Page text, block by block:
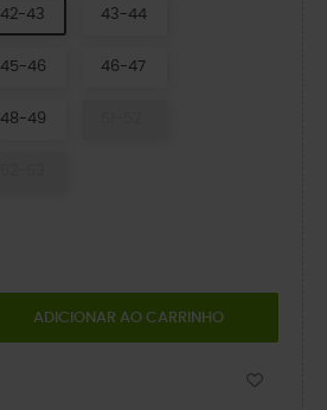
42-43 43-44
45-46 46-47
48-49
ADICIONAR AO CARRINHO